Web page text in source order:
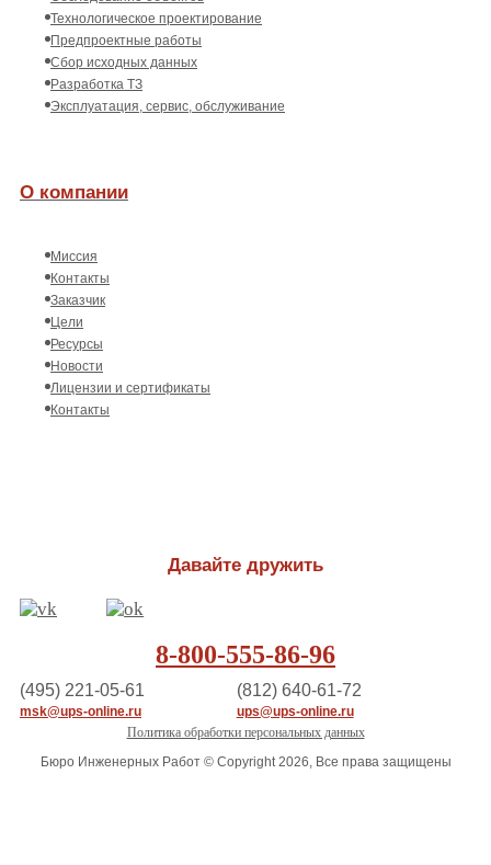
Технологическое проектирование
Предпроектные работы
Сбор исходных данных
Разработка ТЗ
Эксплуатация, сервис, обслуживание
О компании
Миссия
Контакты
Заказчик
Цели
Ресурсы
Новости
Лицензии и сертификаты
Контакты
Давайте дружить
8-800-555-86-96
(495) 221-05-61
msk@ups-online.ru
(812) 640-61-72
ups@ups-online.ru
Политика обработки персональных данных
Бюро Инженерных Работ © Copyright 2026, Все права защищены